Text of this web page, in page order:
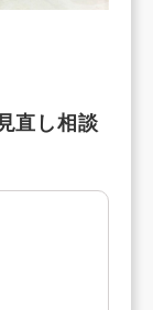
直し相談